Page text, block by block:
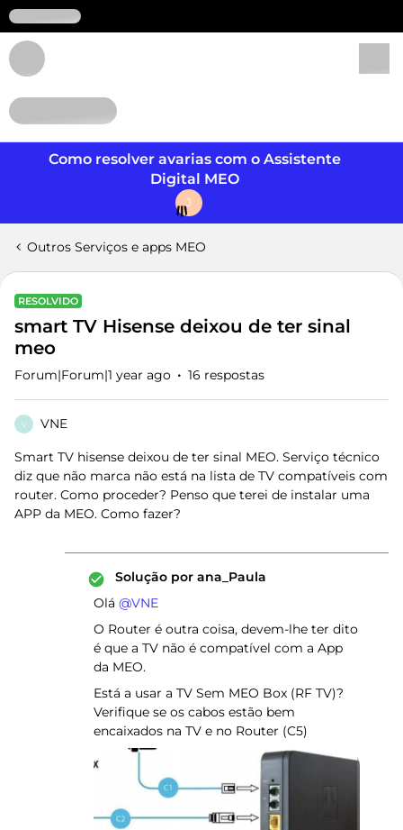
Como resolver avarias com o Assistente
Digital MEO
J
Outros Serviços e apps MEO
RESOLVIDO
smart TV Hisense deixou de ter sinal
meo
Forum|Forum|1 year ago 16 respostas
V VNE
Smart TV hisense deixou de ter sinal MEO. Serviço técnico
diz que não marca não está na lista de TV compatíveis com
router. Como proceder? Penso que terei de instalar uma
APP da MEO. Como fazer?
Solução por ana_Paula
Olá ​ @VNE
O Router é outra coisa, devem-lhe ter dito
é que a TV não é compatível com a App
da MEO.
Está a usar a TV Sem MEO Box (RF TV)?
Verifique se os cabos estão bem
encaixados na TV e no Router (C5)